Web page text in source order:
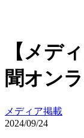
【メデ
聞オン
メディア掲載
2024/09/24